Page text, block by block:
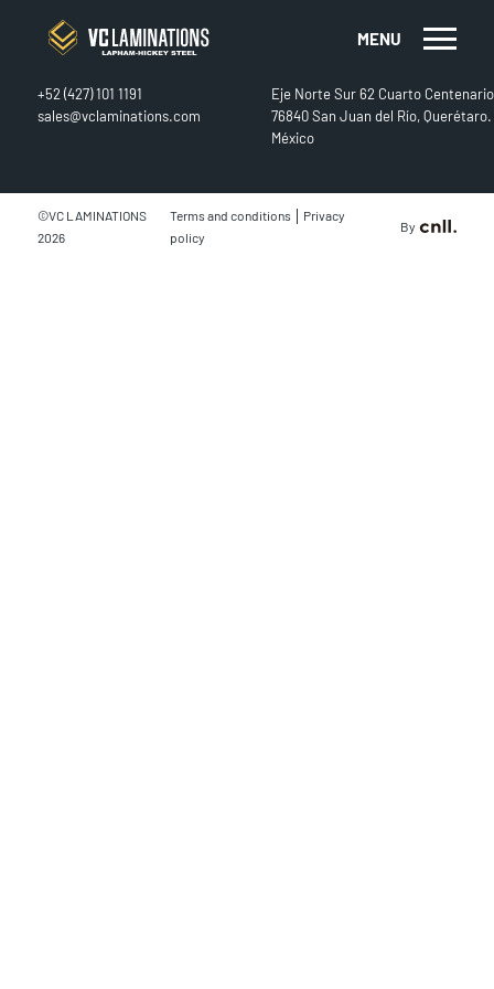
MENU
CONTACT
+52 (427) 101 1191
sales@vclaminations.com
Eje Norte Sur 62 Cuarto Centenario
76840 San Juan del Río, Querétaro.
México
©VC LAMINATIONS
2026
Terms and conditions | Privacy
policy
By